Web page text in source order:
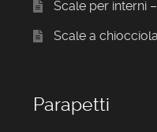
Scale per interni
Scale a chiocciola
Parapetti